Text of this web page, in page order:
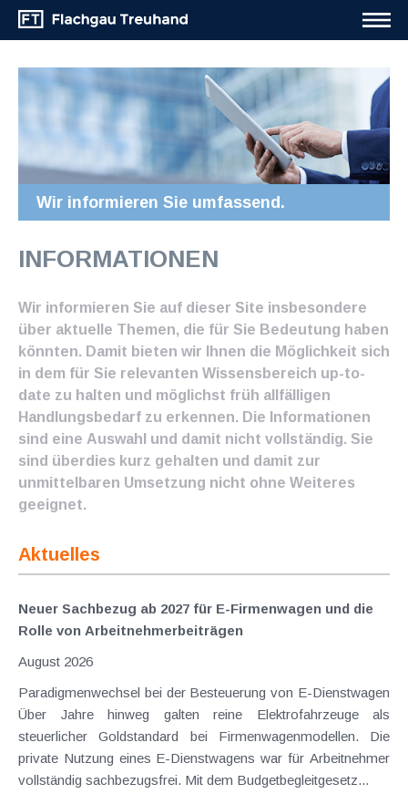
Wir informieren Sie umfassend.
INFORMATIONEN
Wir informieren Sie auf dieser Site insbesondere
über aktuelle Themen, die für Sie Bedeutung haben
könnten. Damit bieten wir Ihnen die Möglichkeit sich
in dem für Sie relevanten Wissensbereich up-to-
date zu halten und möglichst früh allfälligen
Handlungsbedarf zu erkennen. Die Informationen
sind eine Auswahl und damit nicht vollständig. Sie
sind überdies kurz gehalten und damit zur
unmittelbaren Umsetzung nicht ohne Weiteres
geeignet.
Aktuelles
Neuer Sachbezug ab 2027 für E-Firmenwagen und die
Rolle von Arbeitnehmer​­beiträgen
August 2026
Paradigmenwechsel bei der Besteuerung von E-Dienstwagen
Über Jahre hinweg galten reine Elektrofahrzeuge als
steuerlicher Goldstandard bei Firmenwagenmodellen. Die
private Nutzung eines E-Dienstwagens war für Arbeitnehmer
vollständig sachbezugsfrei. Mit dem Budgetbegleitgesetz...